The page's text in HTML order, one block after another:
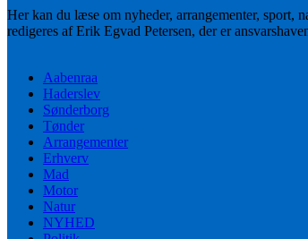
Her kan du læse om nyheder, arrangementer, sport,
redigeres af Erik Egvad Petersen, der er
Aabenraa
Haderslev
Sønderborg
Tønder
Arrangementer
Erhverv
Mad
Motor
Natur
NYHED